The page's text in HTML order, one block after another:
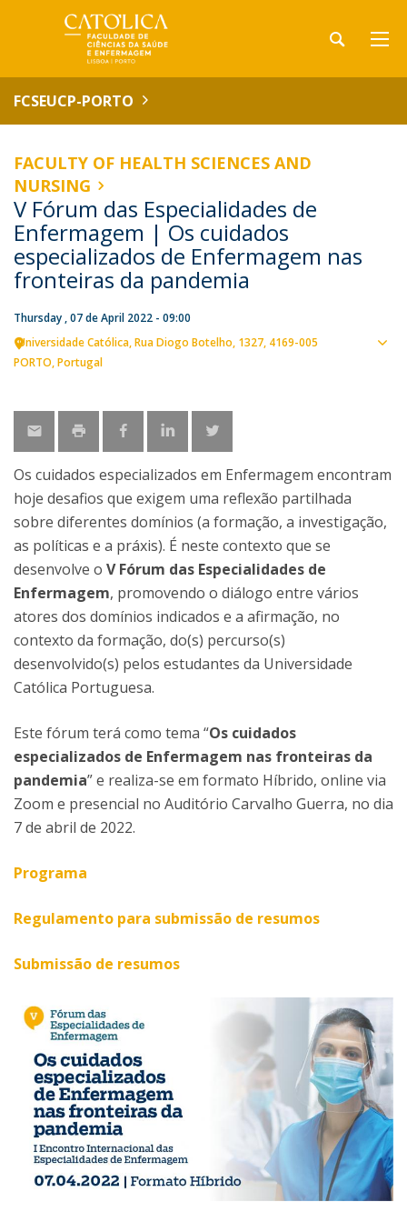
FCSEUCP-PORTO
FACULTY OF HEALTH SCIENCES AND
NURSING
V Fórum das Especialidades de
Enfermagem | Os cuidados
especializados de Enfermagem nas
fronteiras da pandemia
Thursday , 07 de April 2022 - 09:00
Universidade Católica Rua Diogo Botelho, 1327 4169-005
PORTO Portugal
Os cuidados especializados em Enfermagem encontram
hoje desafios que exigem uma reflexão partilhada
sobre diferentes domínios (a formação, a investigação,
as políticas e a práxis). É neste contexto que se
desenvolve o V Fórum das Especialidades de
Enfermagem, promovendo o diálogo entre vários
atores dos domínios indicados e a afirmação, no
contexto da formação, do(s) percurso(s)
desenvolvido(s) pelos estudantes da Universidade
Católica Portuguesa.
Este fórum terá como tema “Os cuidados
especializados de Enfermagem nas fronteiras da
pandemia” e realiza-se em formato Híbrido, online via
Zoom e presencial no Auditório Carvalho Guerra, no dia
7 de abril de 2022.
Programa
Regulamento para submissão de resumos
Submissão de resumos